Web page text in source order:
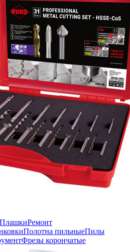
ПлашкиРемонт
Полотна пильныеПилы
Фрезы корончатые